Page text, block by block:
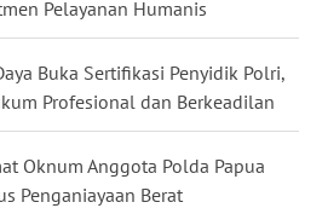
Pelayanan Humanis
Buka Sertifikasi Penyidik Polri,
Profesional dan Berkeadilan
Oknum Anggota Polda Papua
Penganiayaan Berat